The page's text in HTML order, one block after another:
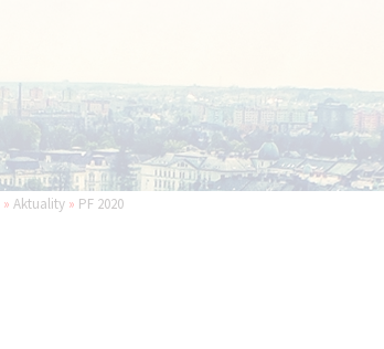
» Aktuality » PF 2020